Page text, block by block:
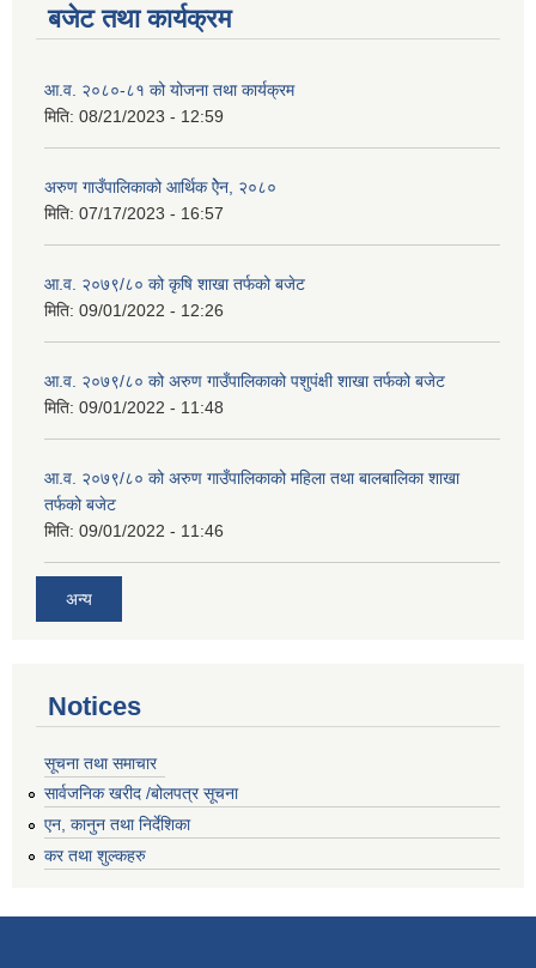
बजेट तथा कार्यक्रम
आ.व. २०८०-८१ को योजना तथा कार्यक्रम
मिति: 08/21/2023 - 12:59
अरुण गाउँपालिकाको आर्थिक ऐेन, २०८०
मिति: 07/17/2023 - 16:57
आ.व. २०७९/८० को कृषि शाखा तर्फको बजेट
मिति: 09/01/2022 - 12:26
आ.व. २०७९/८० को अरुण गाउँपालिकाको पशुपंक्षी शाखा तर्फको बजेट
मिति: 09/01/2022 - 11:48
आ.व. २०७९/८० को अरुण गाउँपालिकाको महिला तथा बालबालिका शाखा
तर्फको बजेट
मिति: 09/01/2022 - 11:46
अन्य
Notices
सूचना तथा समाचार
सार्वजनिक खरीद /बोलपत्र सूचना
एन, कानुन तथा निर्देशिका
कर तथा शुल्कहरु